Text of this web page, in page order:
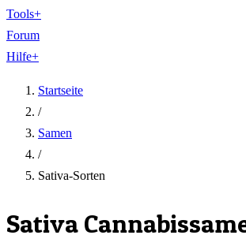
Tools+
Forum
Hilfe+
Startseite
/
Samen
/
Sativa-Sorten
Sativa